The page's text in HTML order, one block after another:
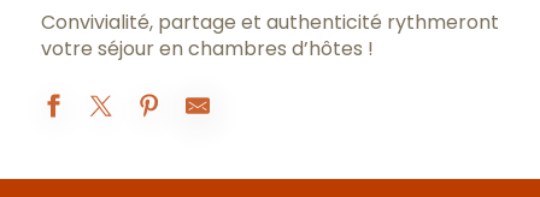
Convivialité, partage et authenticité rythmeront
votre séjour en chambres d’hôtes !